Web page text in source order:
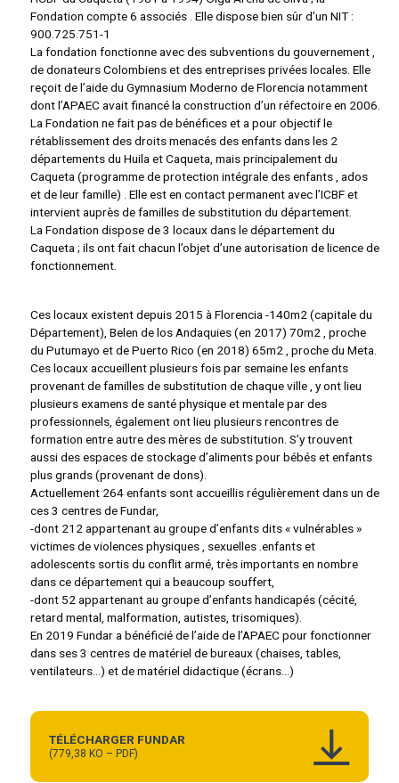
Fondation compte 6 associés . Elle dispose bien sûr d’un NIT :
900.725.751-1
La fondation fonctionne avec des subventions du gouvernement ,
de donateurs Colombiens et des entreprises privées locales. Elle
reçoit de l’aide du Gymnasium Moderno de Florencia notamment
dont l’APAEC avait financé la construction d’un réfectoire en 2006.
La Fondation ne fait pas de bénéfices et a pour objectif le
rétablissement des droits menacés des enfants dans les 2
départements du Huila et Caqueta, mais principalement du
Caqueta (programme de protection intégrale des enfants , ados
et de leur famille) . Elle est en contact permanent avec l’ICBF et
intervient auprès de familles de substitution du département.
La Fondation dispose de 3 locaux dans le département du
Caqueta ; ils ont fait chacun l’objet d’une autorisation de licence de
fonctionnement.
Ces locaux existent depuis 2015 à Florencia -140m2 (capitale du
Département), Belen de los Andaquies (en 2017) 70m2 , proche
du Putumayo et de Puerto Rico (en 2018) 65m2 , proche du Meta.
Ces locaux accueillent plusieurs fois par semaine les enfants
provenant de familles de substitution de chaque ville , y ont lieu
plusieurs examens de santé physique et mentale par des
professionnels, également ont lieu plusieurs rencontres de
formation entre autre des mères de substitution. S’y trouvent
aussi des espaces de stockage d’aliments pour bébés et enfants
plus grands (provenant de dons).
Actuellement 264 enfants sont accueillis régulièrement dans un de
ces 3 centres de Fundar,
-dont 212 appartenant au groupe d’enfants dits « vulnérables »
victimes de violences physiques , sexuelles .enfants et
adolescents sortis du conflit armé, très importants en nombre
dans ce département qui a beaucoup souffert,
-dont 52 appartenant au groupe d’enfants handicapés (cécité,
retard mental, malformation, autistes, trisomiques).
En 2019 Fundar a bénéficié de l’aide de l’APAEC pour fonctionner
dans ses 3 centres de matériel de bureaux (chaises, tables,
ventilateurs…) et de matériel didactique (écrans…)
TÉLÉCHARGER FUNDAR
(779,38 KO – PDF)